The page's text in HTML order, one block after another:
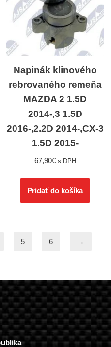
Napinák klinového
rebrovaného remeňa
MAZDA 2 1.5D
2014-,3 1.5D
2016-,2.2D 2014-,CX-3
1.5D 2015-
67,90€ s DPH
Pridať do košíka
5 6 →